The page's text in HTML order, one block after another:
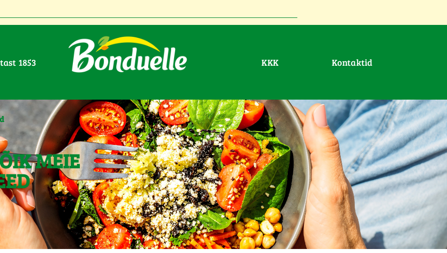
1853 KKK Kontaktid
MEIE